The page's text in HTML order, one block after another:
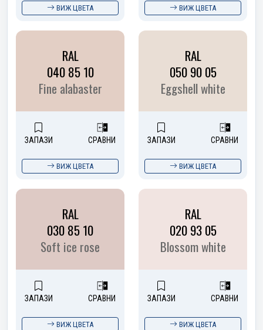
ВИЖ ЦВЕТА ВИЖ ЦВЕТА
RAL
040 85 10
Fine alabaster
ЗАПАЗИ СРАВНИ
ВИЖ ЦВЕТА
RAL
050 90 05
Eggshell white
ЗАПАЗИ СРАВНИ
ВИЖ ЦВЕТА
RAL
030 85 10
Soft ice rose
ЗАПАЗИ СРАВНИ
ВИЖ ЦВЕТА
RAL
020 93 05
Blossom white
ЗАПАЗИ СРАВНИ
ВИЖ ЦВЕТА